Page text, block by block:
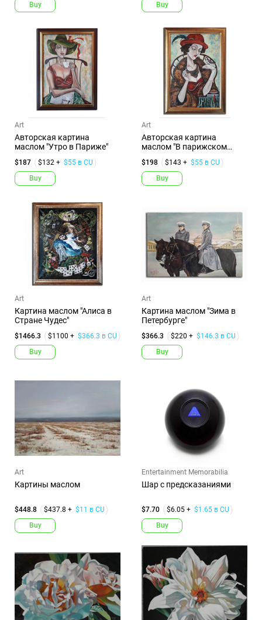
Buy
Buy
Art
Авторская картина
маслом "Утро в Париже"
$187 $132 + $55 в CU
Buy
Art
Авторская картина
маслом "В парижском
$198 $143 + $55 в CU
Buy
Art
Картина маслом "Алиса в
Стране Чудес"
$1466.3 $1100 + $366.3 в CU
Buy
Art
Картина маслом "Зима в
Петербурге"
$366.3 $220 + $146.3 в CU
Buy
Art
Картины маслом
$448.8 $437.8 + $11 в CU
Buy
Entertainment Memorabilia
Шар с предсказаниями
$7.70 $6.05 + $1.65 в CU
Buy